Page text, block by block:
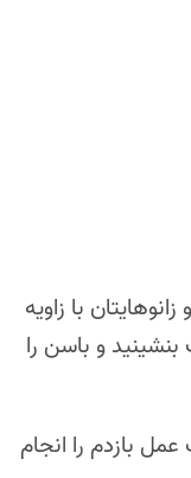
با زاویه
و باسن را
بازدم را انجام